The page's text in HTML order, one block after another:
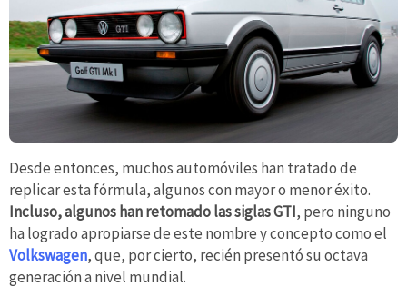
Desde entonces, muchos automóviles han tratado de
replicar esta fórmula, algunos con mayor o menor éxito.
Incluso, algunos han retomado las siglas GTI, pero ninguno
ha logrado apropiarse de este nombre y concepto como el
Volkswagen, que, por cierto, recién presentó su octava
generación a nivel mundial.